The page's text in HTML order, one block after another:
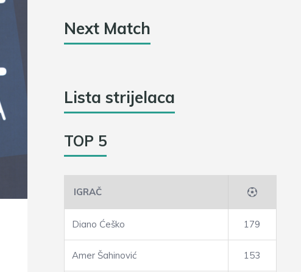
Next Match
Lista strijelaca
TOP 5
IGRAČ
Diano Ćeško 179
Amer Šahinović 153